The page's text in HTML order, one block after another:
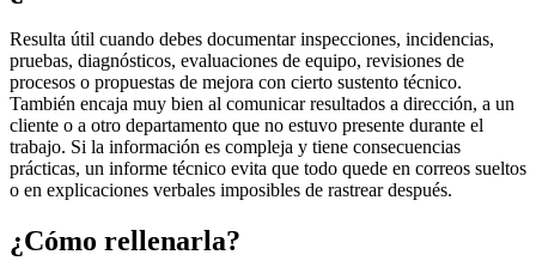
Resulta útil cuando debes documentar inspecciones, incidencias,
pruebas, diagnósticos, evaluaciones de equipo, revisiones de
procesos o propuestas de mejora con cierto sustento técnico.
También encaja muy bien al comunicar resultados a dirección, a un
cliente o a otro departamento que no estuvo presente durante el
trabajo. Si la información es compleja y tiene consecuencias
prácticas, un informe técnico evita que todo quede en correos sueltos
o en explicaciones verbales imposibles de rastrear después.
¿Cómo rellenarla?